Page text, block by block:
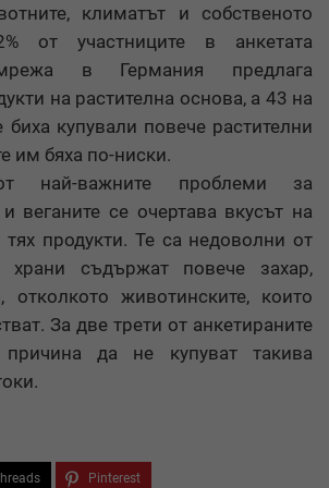
климатът и собственото
от участниците в анкетата
в Германия предлага
на растителна основа, а 43 на
биха купували повече растителни
им бяха по-ниски.
най-важните проблеми за
и веганите се очертава вкусът на
продукти. Те са недоволни от
храни съдържат повече захар,
животинските, които
За две трети от анкетираните
да не купуват такива
Pinterest